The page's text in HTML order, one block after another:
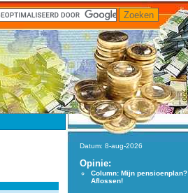
Datum: 8-aug-2026
Opinie:
Column: Mijn pensioenplan?
Aflossen!